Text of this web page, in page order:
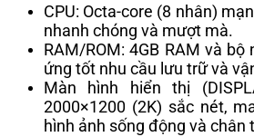
CPU: Octa-core (8 nhân)
nhanh chóng và mượt mà.
RAM/ROM: 4GB RAM và bộ
ứng tốt nhu cầu lưu trữ và
Màn hình hiển thị
2000×1200 (2K) sắc nét,
hình ảnh sống động và chân